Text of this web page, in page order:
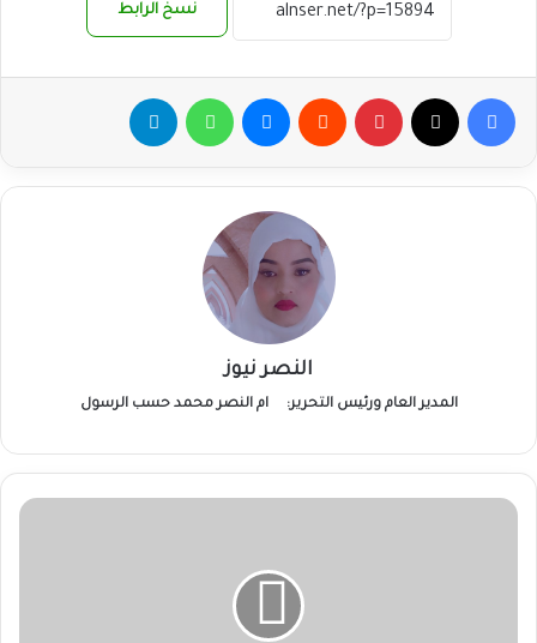
نسخ الرابط
فيسبوك بينتيريست ماسنجر واتساب
النصر نيوز
المدير العام ورئيس التحرير: ام النصر محمد حسب الرسول
الطاهر